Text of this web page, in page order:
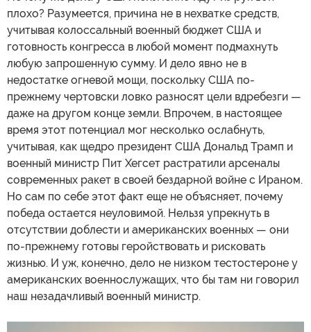
плохо? Разумеется, причина не в нехватке средств,
учитывая колоссальный военный бюджет США и
готовность конгресса в любой момент подмахнуть
любую запрошенную сумму. И дело явно не в
недостатке огневой мощи, поскольку США по-
прежнему чертовски ловко разносят цели вдребезги —
даже на другом конце земли. Впрочем, в настоящее
время этот потенциал мог несколько ослабнуть,
учитывая, как щедро президент США Дональд Трамп и
военный министр Пит Хегсет растратили арсеналы
современных ракет в своей бездарной войне с Ираном.
Но сам по себе этот факт еще не объясняет, почему
победа остается неуловимой. Нельзя упрекнуть в
отсутствии доблести и американских военных — они
по-прежнему готовы геройствовать и рисковать
жизнью. И уж, конечно, дело не низком тестостероне у
американских военнослужащих, что бы там ни говорил
наш незадачливый военный министр.